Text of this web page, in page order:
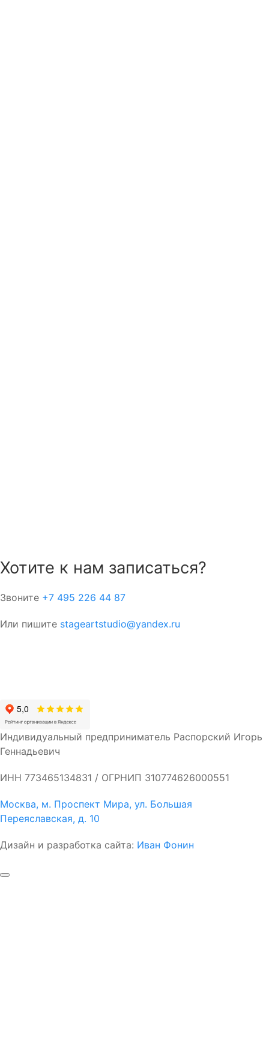
Хотите к нам записаться?
Звоните +7 495 226 44 87
Или пишите stageartstudio@yandex.ru
Индивидуальный предприниматель Распорский Игорь
Геннадьевич
ИНН 773465134831 / ОГРНИП 310774626000551
Москва, м. Проспект Мира, ул. Большая
Переяславская, д. 10
Дизайн и разработка сайта: Иван Фонин